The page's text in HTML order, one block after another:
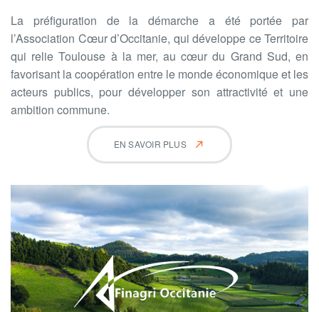
La préfiguration de la démarche a été portée par
l’Association Cœur d’Occitanie, qui développe ce Territoire
qui relie Toulouse à la mer, au cœur du Grand Sud, en
favorisant la coopération entre le monde économique et les
acteurs publics, pour développer son attractivité et une
ambition commune.
EN SAVOIR PLUS